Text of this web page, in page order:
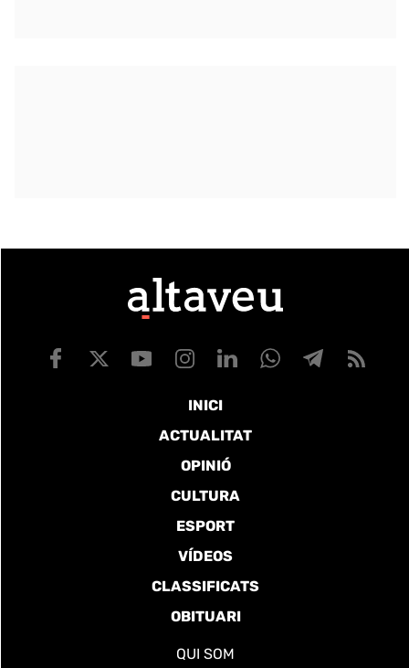
INICI
ACTUALITAT
OPINIÓ
CULTURA
ESPORT
VÍDEOS
CLASSIFICATS
OBITUARI
QUI SOM